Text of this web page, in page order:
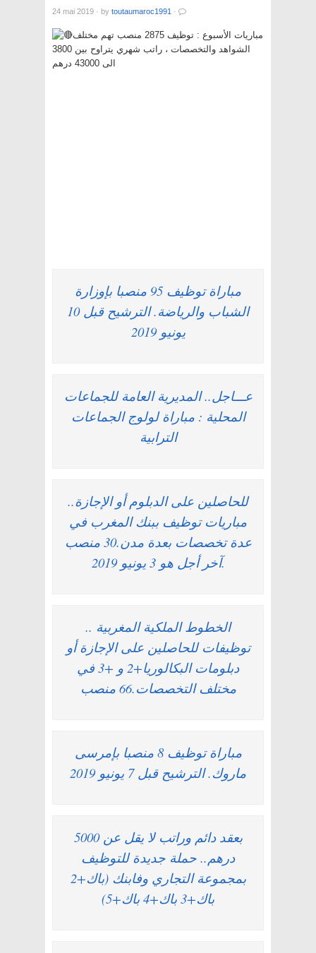
24 mai 2019 · by toutaumaroc1991 ·
مباراة توظيف 95 منصبا بإوزارة
الشباب والرياضة. الترشيح قبل 10
يونيو 2019
عـــاجل.. المديرية العامة للجماعات
المحلية : مباراة لولوج الجماعات
الترابية
للحاصلين على الدبلوم أو الإجازة..
مباريات توظيف ببنك المغرب في
عدة تخصصات بعدة مدن.30 منصب
.آخر أجل هو 3 يونيو 2019
الخطوط الملكية المغربية ..
توظيفات للحاصلين على الإجازة أو
دبلومات البكالوريا+2 و +3 في
مختلف التخصصات.66 منصب
مباراة توظيف 8 منصبا بإمرسى
ماروك. الترشيح قبل 7 يونيو 2019
بعقد دائم وراتب لا يقل عن 5000
درهم.. حملة جديدة للتوظيف
بمجموعة التجاري وفابنك (باك+2
باك+3 باك+4 باك+5)